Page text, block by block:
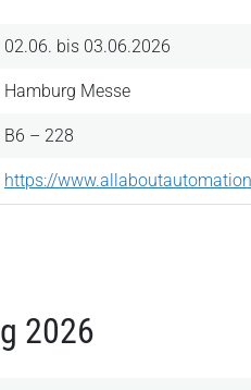
02.06. bis 03.06.2026
Hamburg Messe
B6 – 228
https://
2026